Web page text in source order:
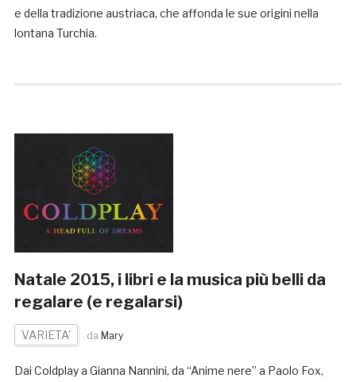
e della tradizione austriaca, che affonda le sue origini nella
lontana Turchia.
Natale 2015, i libri e la musica più belli da
regalare (e regalarsi)
VARIETA' da Mary
Dai Coldplay a Gianna Nannini, da “Anime nere” a Paolo Fox,